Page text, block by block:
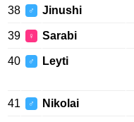
38 ♂ Jinushi
39 ♀ Sarabi
40 ♂ Leyti
41 ♂ Nikolai